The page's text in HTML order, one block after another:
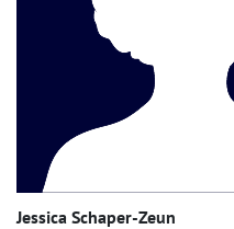
Jessica Schaper-Zeun